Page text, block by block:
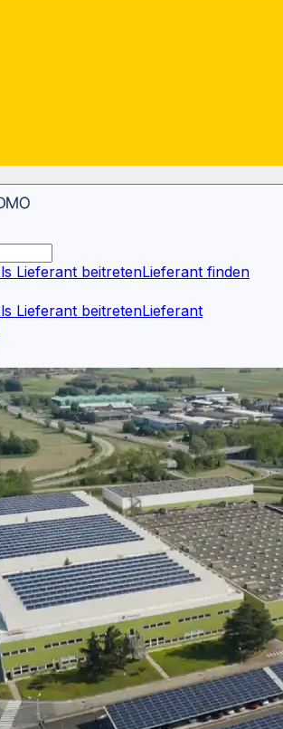
Lieferant beitretenLieferant finden
Lieferant beitretenLieferant